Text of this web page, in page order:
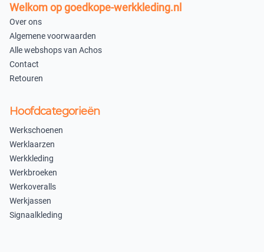
Welkom op goedkope-werkkleding.nl
Over ons
Algemene voorwaarden
Alle webshops van Achos
Contact
Retouren
Hoofdcategorieën
Werkschoenen
Werklaarzen
Werkkleding
Werkbroeken
Werkoveralls
Werkjassen
Signaalkleding